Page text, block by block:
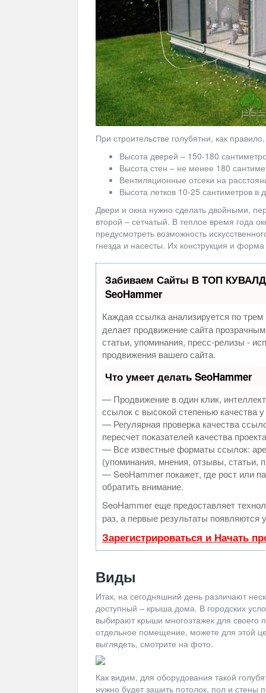
При строительстве голубятни, как
Высота дверей – 150-180
Высота стен – не менее 180
Вентиляционные отсеки на
Высота летков 10-25 сантиметров в
Двери и окна нужно сделать двойными,
второй – сетчатый. В теплое время года
предусмотреть возможность
гнезда и насесты. Их конструкция и
Забиваем Сайты В ТОП
SeoHammer
Каждая ссылка анализируется по
делает продвижение сайта
статьи, упоминания, пресс-релизы -
продвижения вашего сайта.
Что умеет делать SeoHammer
— Продвижение в один клик,
ссылок с высокой степенью качества
— Регулярная проверка качества
пересчет показателей качества
— Все известные форматы ссылок:
(упоминания, мнения, отзывы, статьи,
— SeoHammer покажет, где рост или
обратить внимание.
SeoHammer еще предоставляет
раз, а первые результаты появляются
Зарегистрироваться и Начать
Виды
Итак, на сегодняшний день различают
доступный – крыша дома. В городских
выбирают крыши многоэтажек для своего
отдельное помещение, можете для этой
выглядеть, смотрите на фото.
Как видим, для оборудования такой
нужно будет зашить потолок, пол и